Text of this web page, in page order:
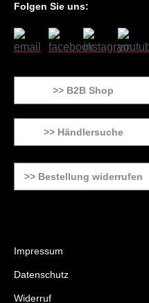
Folgen Sie uns:
>> B2B Shop
>> Händlersuche
>> Bestellung widerrufen
Impressum
Datenschutz
Widerruf